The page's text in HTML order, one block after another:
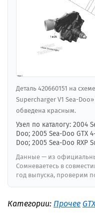
Деталь 420660151 на
Supercharger V1 Sea-
обведена красным.
Узел по каталогу: 2004
Doo; 2005 Sea-Doo GTX
Doo; 2005 Sea-Doo RXP
Данные — из
Сомневаетесь в
год выпуска, проверим
Категории: Прочее